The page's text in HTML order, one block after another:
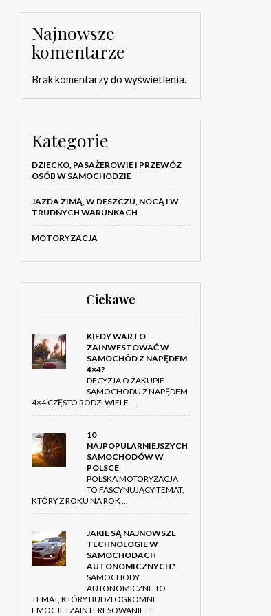
Najnowsze
komentarze
Brak komentarzy do wyświetlenia.
Kategorie
DZIECKO, PASAŻEROWIE I PRZEWÓZ
OSÓB W SAMOCHODZIE
JAZDA ZIMĄ, W DESZCZU, NOCĄ I W
TRUDNYCH WARUNKACH
MOTORYZACJA
Ciekawe
KIEDY WARTO
ZAINWESTOWAĆ W
SAMOCHÓD Z NAPĘDEM
4×4?
DECYZJA O ZAKUPIE
SAMOCHODU Z NAPĘDEM
4×4 CZĘSTO RODZI WIELE …
10
NAJPOPULARNIEJSZYCH
SAMOCHODÓW W
POLSCE
POLSKA MOTORYZACJA
TO FASCYNUJĄCY TEMAT,
KTÓRY Z ROKU NA ROK …
JAKIE SĄ NAJNOWSZE
TECHNOLOGIE W
SAMOCHODACH
AUTONOMICZNYCH?
SAMOCHODY
AUTONOMICZNE TO
TEMAT, KTÓRY BUDZI OGROMNE
EMOCJE I ZAINTERESOWANIE. …